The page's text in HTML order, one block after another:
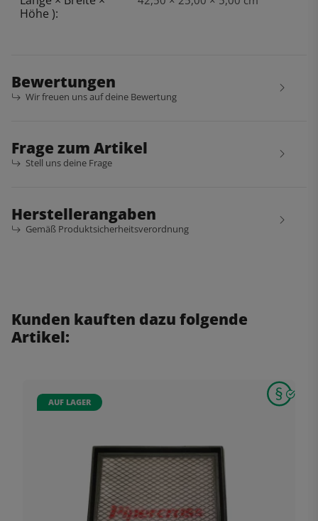
Höhe ):
Bewertungen
Wir freuen uns auf deine Bewertung
Frage zum Artikel
Stell uns deine Frage
Herstellerangaben
Gemäß Produktsicherheitsverordnung
Kunden kauften dazu folgende
Artikel:
AUF LAGER